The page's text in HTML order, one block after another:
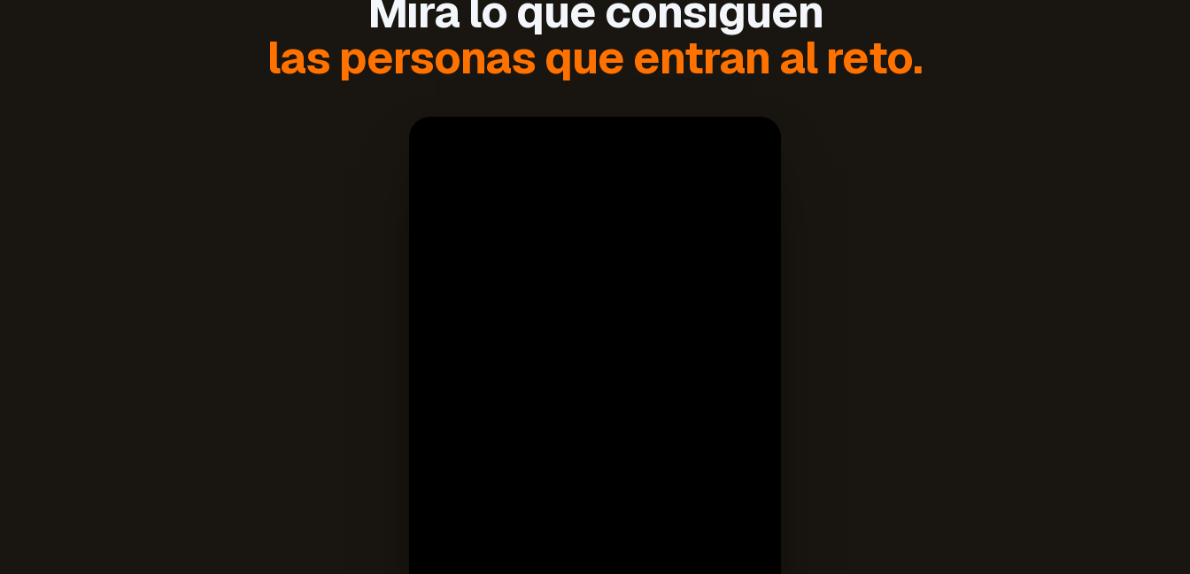
Mira lo que consiguen
las personas que entran al reto.